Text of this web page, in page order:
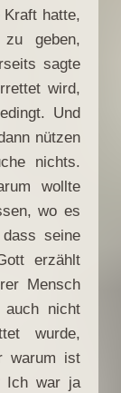
hatte,
geben,
sagte
wird,
Und
nützen
nichts.
wollte
wo es
seine
erzählt
Mensch
nicht
wurde,
warum ist
Ich war ja